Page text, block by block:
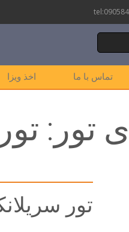
اخذ ویزا تماس با ما
تور:
تور